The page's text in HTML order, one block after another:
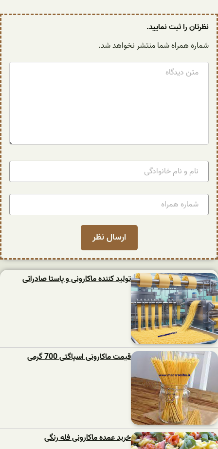
نظرتان را ثبت نمایید.
شماره همراه شما منتشر نخواهد شد.
تولید کننده ماکارونی و پاستا صادراتی
قیمت ماکارونی اسپاگتی 700 گرمی
خرید عمده ماکارونی فله رنگی